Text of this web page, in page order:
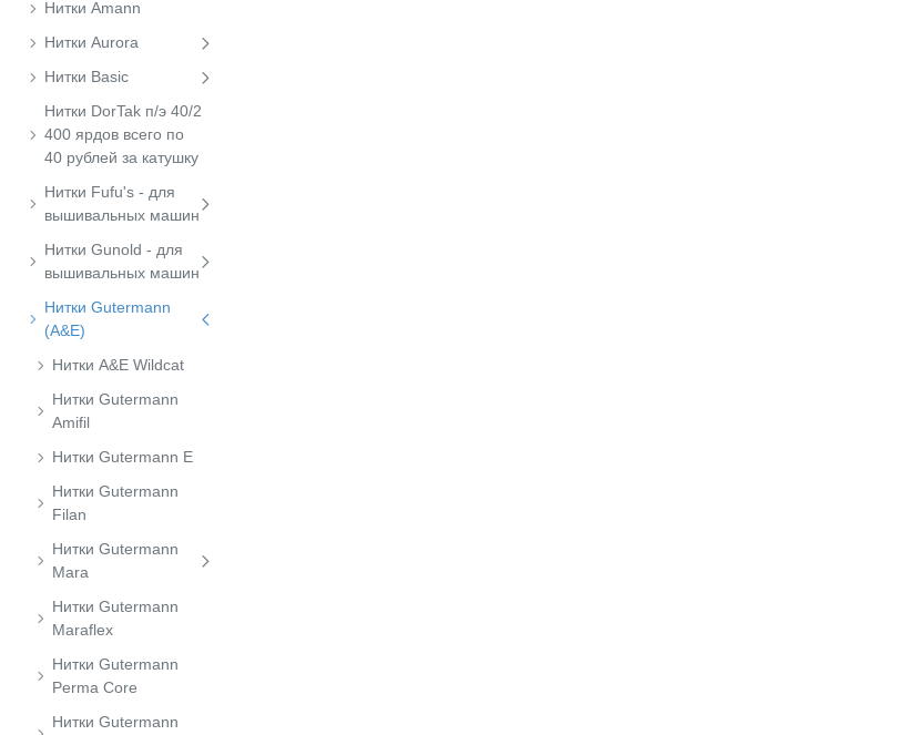
Нитки Amann
Нитки Aurora
Нитки Basic
Нитки DorTak п/э 40/2
400 ярдов всего по
40 рублей за катушку
Нитки Fufu's - для
вышивальных машин
Нитки Gunold - для
вышивальных машин
Нитки Gutermann
(A&E)
Нитки A&E Wildcat
Нитки Gutermann
Amifil
Нитки Gutermann E
Нитки Gutermann
Filan
Нитки Gutermann
Mara
Нитки Gutermann
Maraflex
Нитки Gutermann
Perma Core
Нитки Gutermann